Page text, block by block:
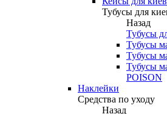
Тубусы для
Назад
Тубусы
Тубусы
Тубусы
Тубусы
POISON
Наклейки
Средства по уходу
Назад